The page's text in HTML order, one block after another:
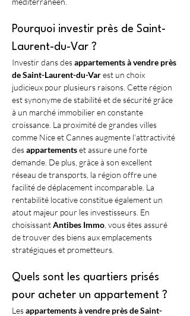
Pourquoi investir près de Saint-
Laurent-du-Var ?
Investir dans des appartements à vendre près
de Saint-Laurent-du-Var est un choix
judicieux pour plusieurs raisons. Cette région
est synonyme de stabilité et de sécurité grâce
à un marché immobilier en constante
croissance. La proximité de grandes villes
comme Nice et Cannes augmente l'attractivité
des appartements et assure une forte
demande. De plus, grâce à son excellent
réseau de transports, la région offre une
facilité de déplacement incomparable. La
rentabilité locative constitue également un
atout majeur pour les investisseurs. En
choisissant Antibes Immo , vous êtes assuré
de trouver des biens aux emplacements
stratégiques et prometteurs.
Quels sont les quartiers prisés
pour acheter un appartement ?
Les appartements à vendre près de Saint-